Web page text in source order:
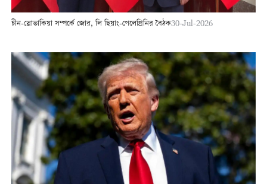
চীন-স্লোভাকিয়া সম্পর্কে জোর, লি ছিয়াং-পেলেগ্রিনির বৈঠক30-Jul-2026